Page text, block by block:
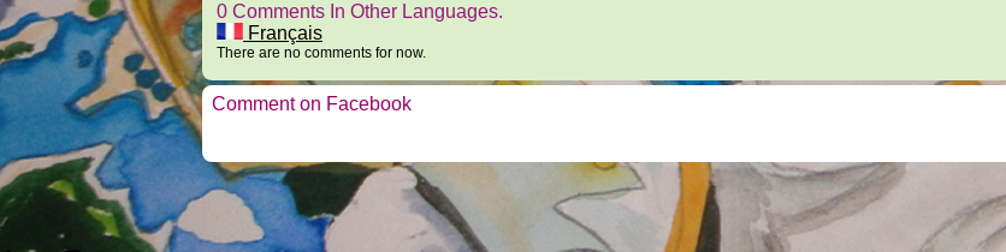
0 Comments In Other Languages.
Français
There are no comments for now.
Comment on Facebook